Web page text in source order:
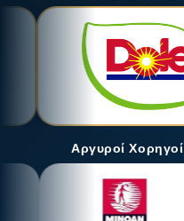
Αργυροί Χορηγοί